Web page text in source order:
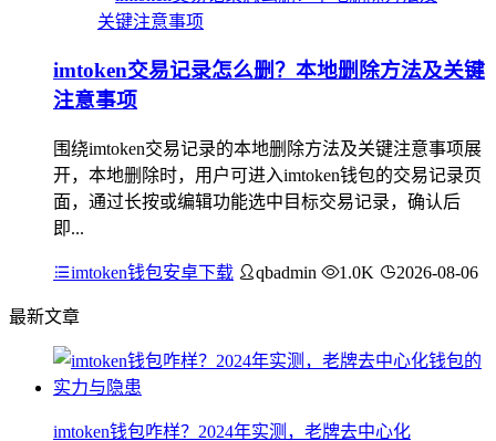
imtoken交易记录怎么删？本地删除方法及关键
注意事项
围绕imtoken交易记录的本地删除方法及关键注意事项展
开，本地删除时，用户可进入imtoken钱包的交易记录页
面，通过长按或编辑功能选中目标交易记录，确认后
即...
imtoken钱包安卓下载 qbadmin 1.0K 2026-08-06
最新文章
imtoken钱包咋样？2024年实测，老牌去中心化